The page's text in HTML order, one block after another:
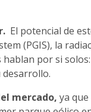
El potencial de
(PGIS), la
por si
mercado, ya